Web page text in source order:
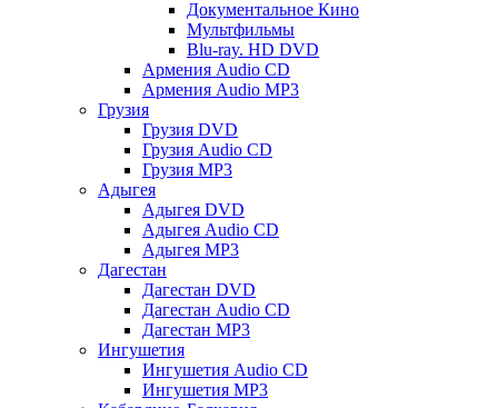
Документальное Кино
Мультфильмы
Blu-ray. HD DVD
Армения Audio CD
Армения Audio MP3
Грузия
Грузия DVD
Грузия Audio CD
Грузия MP3
Адыгея
Адыгея DVD
Адыгея Audio CD
Адыгея MP3
Дагестан
Дагестан DVD
Дагестан Audio CD
Дагестан MP3
Ингушетия
Ингушетия Audio CD
Ингушетия MP3